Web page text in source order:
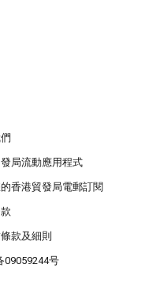
局流動應用程式
香港貿發局電郵訂閱
款及細則
09059244号